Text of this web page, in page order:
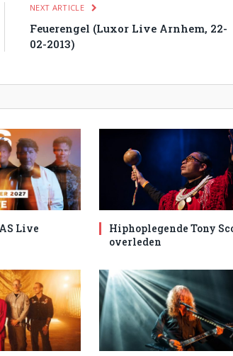
NEXT ARTICLE
Feuerengel (Luxor Live Arnhem, 22-
02-2013)
Live
Hiphoplegende Tony
overleden